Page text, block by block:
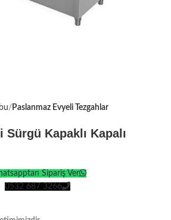
Paslanmaz Evyeli Tezgahlar
Kapaklı Kapalı
Sipariş Ver
0532 687 3266